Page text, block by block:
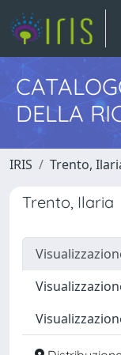
DELLA
IRIS Trento,
Trento, Ilaria